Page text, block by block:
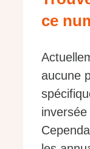
ce
aucune